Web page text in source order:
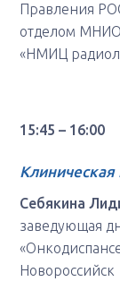
Правления
отделом
«НМИЦ
15:45– 16:00
Себякина
заведующая
Новороссийск